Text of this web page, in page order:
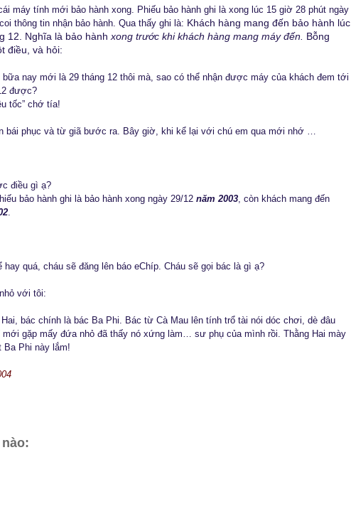
máy tính mới bảo hành xong. Phiếu bảo hành ghi là xong lúc 15 giờ 28 phút ngày
thông tin nhận bảo hành. Qua thấy ghi là: Khách hàng mang đến bảo hành lúc
12. Nghĩa là bảo hànhxong trước khi khách hàng mang máy đến. Bỗng
điều, và hỏi:
bữa nay mới là 29 tháng 12 thôi mà, sao có thể nhận được máy của khách đem tới
được?
tốc” chớ tía!
bái phục và từ giã bước ra. Bây giờ, khi kể lại với chú em qua mới nhớ …
điều gì ạ?
bảo hành ghi là bảo hành xong ngày 29/12 năm 2003, còn khách mang đến
.
hay quá, cháu sẽ đăng lên báo eChíp. Cháu sẽ gọi bác là gì ạ?
với tôi:
Hai, bác chính là bác Ba Phi. Bác từ Cà Mau lên tính trổ tài nói dóc chơi, dè đâu
mới gặp mấy đứa nhỏ đã thấy nó xứng làm… sư phụ của mình rồi. Thằng Hai mày
Ba Phi này lắm!